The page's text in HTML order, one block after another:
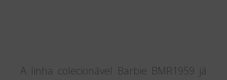
A linha colecionável Barbie BMR1959 já